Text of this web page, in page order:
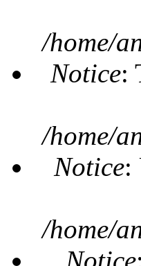
/home/
Notice:
/home/
Notice:
/home/
Notice